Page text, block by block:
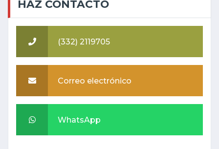
HAZ CONTACTO
(332) 2119705
Correo electrónico
WhatsApp